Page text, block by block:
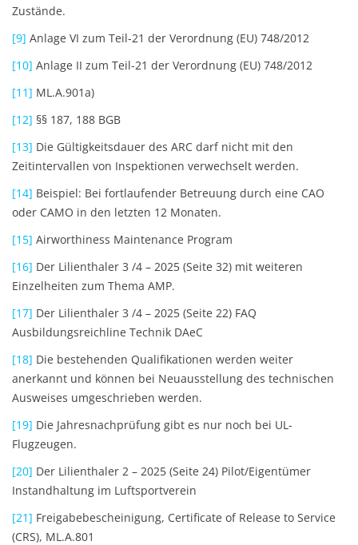
Zustände.
[9] Anlage VI zum Teil-21 der Verordnung (EU) 748/2012
[10] Anlage II zum Teil-21 der Verordnung (EU) 748/2012
[11] ML.A.901a)
[12] §§ 187, 188 BGB
[13] Die Gültigkeitsdauer des ARC darf nicht mit den
Zeitintervallen von Inspektionen verwechselt werden.
[14] Beispiel: Bei fortlaufender Betreuung durch eine CAO
oder CAMO in den letzten 12 Monaten.
[15] Airworthiness Maintenance Program
[16] Der Lilienthaler 3 /4 – 2025 (Seite 32) mit weiteren
Einzelheiten zum Thema AMP.
[17] Der Lilienthaler 3 /4 – 2025 (Seite 22) FAQ
Ausbildungsreichline Technik DAeC
[18] Die bestehenden Qualifikationen werden weiter
anerkannt und können bei Neuausstellung des technischen
Ausweises umgeschrieben werden.
[19] Die Jahresnachprüfung gibt es nur noch bei UL-
Flugzeugen.
[20] Der Lilienthaler 2 – 2025 (Seite 24) Pilot/Eigentümer
Instandhaltung im Luftsportverein
[21] Freigabebescheinigung, Certificate of Release to Service
(CRS), ML.A.801